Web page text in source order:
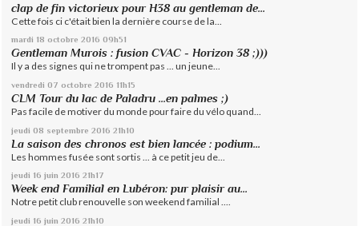
clap de fin victorieux pour H38 au gentleman de...
Cette fois ci c'était bien la dernière course de la...
mardi 18 octobre 2016 09h51
Gentleman Murois : fusion CVAC - Horizon 38 ;)))
Il y a des signes qui ne trompent pas ... un jeune...
vendredi 07 octobre 2016 11h15
CLM Tour du lac de Paladru ...en palmes ;)
Pas facile de motiver du monde pour faire du vélo quand...
jeudi 08 septembre 2016 21h10
La saison des chronos est bien lancée : podium...
Les hommes fusée sont sortis ... à ce petit jeu de...
jeudi 16 juin 2016 21h17
Week end Familial en Lubéron: pur plaisir au...
Notre petit club renouvelle son weekend familial ....
jeudi 16 juin 2016 21h10